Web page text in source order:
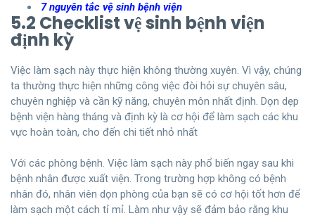
7 nguyên tắc vệ sinh bệnh viện
5.2 Checklist vệ sinh bệnh viện
định kỳ
Việc làm sạch này thực hiện không thường xuyên. Vì vậy, chúng
ta thường thực hiện những công việc đòi hỏi sự chuyên sâu,
chuyên nghiệp và cần kỹ năng, chuyên môn nhất định. Dọn dẹp
bệnh viện hàng tháng và định kỳ là cơ hội để làm sạch các khu
vực hoàn toàn, cho đến chi tiết nhỏ nhất
Với các phòng bệnh. Việc làm sạch này phổ biến ngay sau khi
bệnh nhân được xuất viện. Trong trường hợp không có bệnh
nhân đó, nhân viên dọn phòng của bạn sẽ có cơ hội tốt hơn để
làm sạch một cách tỉ mỉ. Làm như vậy sẽ đảm bảo rằng khu